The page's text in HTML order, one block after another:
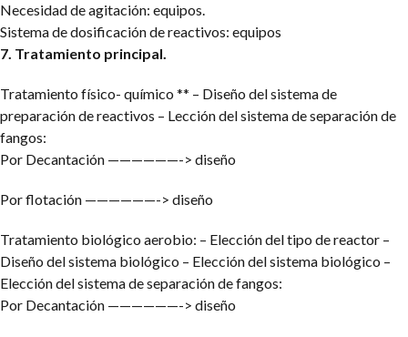
Necesidad de agitación: equipos.
Sistema de dosificación de reactivos: equipos
7. Tratamiento principal.
Tratamiento físico- químico ** – Diseño del sistema de
preparación de reactivos – Lección del sistema de separación de
fangos:
Por Decantación ——————-> diseño
Por flotación ——————-> diseño
Tratamiento biológico aerobio: – Elección del tipo de reactor –
Diseño del sistema biológico – Elección del sistema biológico –
Elección del sistema de separación de fangos:
Por Decantación ——————-> diseño